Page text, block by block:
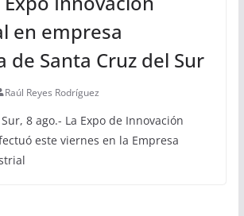
en empresa
de Santa Cruz del Sur
Raúl Reyes Rodríguez
8 ago.- La Expo de Innovación
este viernes en la Empresa